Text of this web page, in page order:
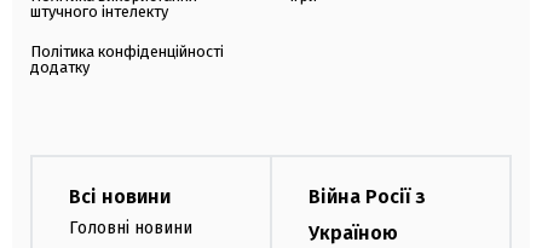
штучного інтелекту
Політика конфіденційності
додатку
Всі новини
Головні новини
Війна Росії з
Україною